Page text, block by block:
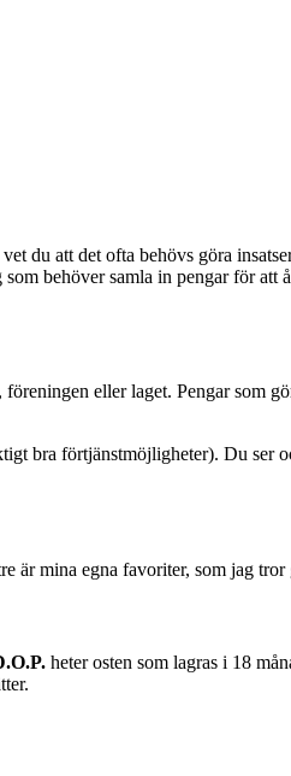
du att det ofta behövs göra
behöver samla in pengar för
eller laget. Pengar som
bra förtjänstmöjligheter). Du
är mina egna favoriter, som jag
heter osten som lagras i 18